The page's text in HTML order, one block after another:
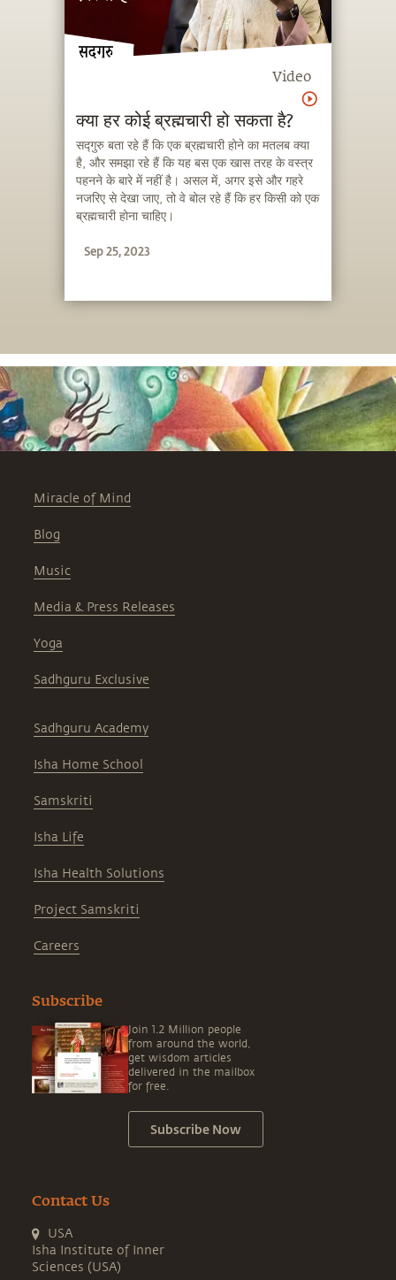
Video
क्या हर कोई ब्रह्मचारी हो सकता है?
सद्गुरु बता रहे हैं कि एक ब्रह्मचारी होने का मतलब क्या
है, और समझा रहे हैं कि यह बस एक खास तरह के वस्त्र
पहनने के बारे में नहीं है। असल में, अगर इसे और गहरे
नजरिए से देखा जाए, तो वे बोल रहे हैं कि हर किसी को एक
ब्रह्मचारी होना चाहिए।
Sep 25, 2023
Miracle of Mind
Blog
Music
Media & Press Releases
Yoga
Sadhguru Exclusive
Sadhguru Academy
Isha Home School
Samskriti
Isha Life
Isha Health Solutions
Project Samskriti
Careers
Subscribe
Join 1.2 Million people
from around the world,
get wisdom articles
delivered in the mailbox
for free.
Subscribe Now
Contact Us
USA
Isha Institute of Inner
Sciences (USA)